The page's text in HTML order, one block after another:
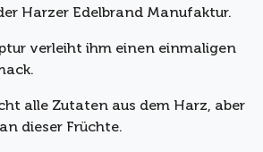
Harzer Edelbrand Manufaktur.
verleiht ihm einen einmaligen
alle Zutaten aus dem Harz, aber
dieser Früchte.